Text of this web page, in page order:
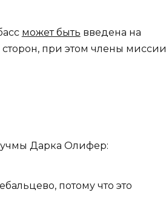
может быть введена на
при этом члены миссии
Дарка Олифер:
потому что это